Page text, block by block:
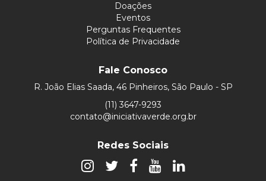
Doações
Eventos
Perguntas Frequentes
Política de Privacidade
Fale Conosco
R. João Elias Saada, 46 Pinheiros, São Paulo - SP
(11) 3647-9293
contato@iniciativaverde.org.br
Redes Sociais